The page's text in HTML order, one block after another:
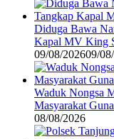
Diduga Bawa
Kapal MV King
09/08/202609/
Waduk Nongsa
Masyarakat
08/08/2026